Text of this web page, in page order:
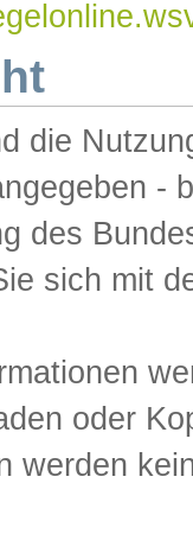
die
-
des
sich mit
oder
werden